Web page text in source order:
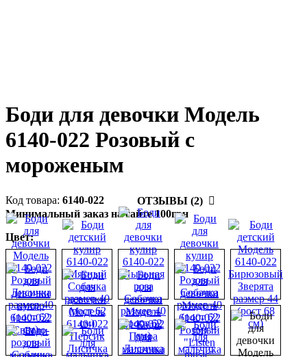
Боди для девочки Модель
6140-022 Розовый с
мороженым
6140-022
ОТЗЫВЫ (2)
Минимальный заказ на сайте 100грн
Цвет: